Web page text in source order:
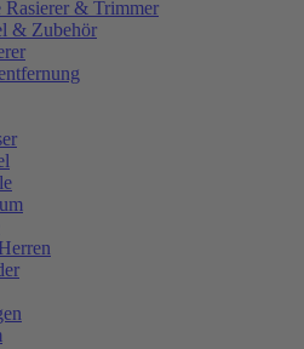
Rasierer & Trimmer
& Zubehör